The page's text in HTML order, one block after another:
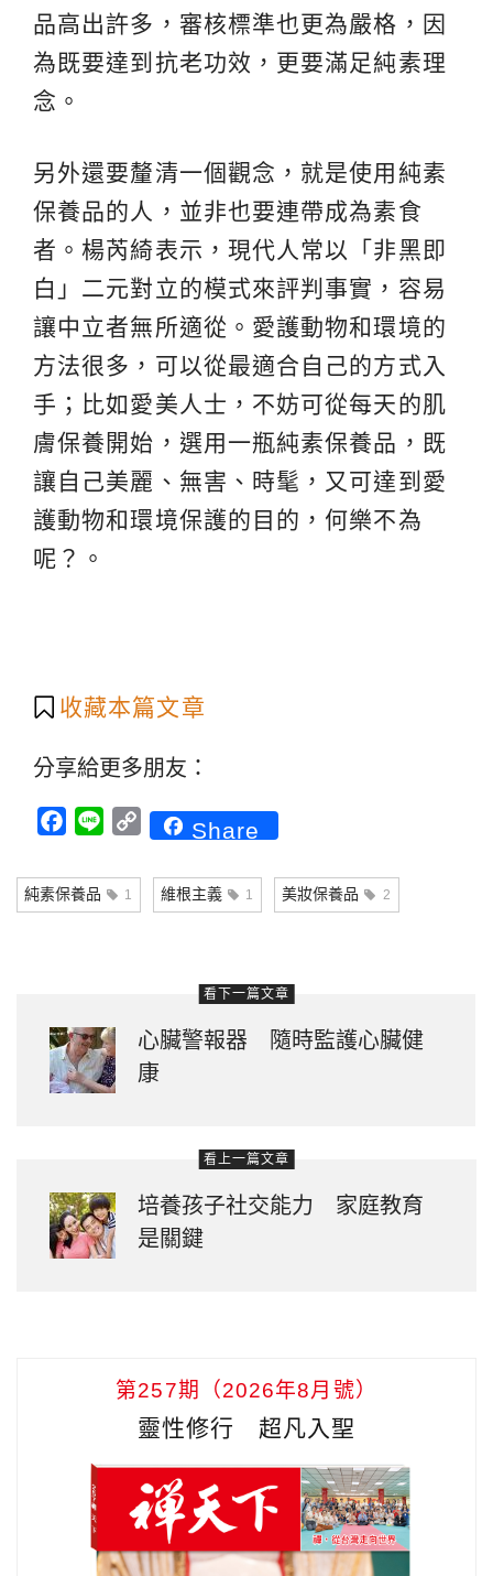
品高出許多，審核標準也更為嚴格，因
為既要達到抗老功效，更要滿足純素理
念。
另外還要釐清一個觀念，就是使用純素
保養品的人，並非也要連帶成為素食
者。楊芮綺表示，現代人常以「非黑即
白」二元對立的模式來評判事實，容易
讓中立者無所適從。愛護動物和環境的
方法很多，可以從最適合自己的方式入
手；比如愛美人士，不妨可從每天的肌
膚保養開始，選用一瓶純素保養品，既
讓自己美麗、無害、時髦，又可達到愛
護動物和環境保護的目的，何樂不為
呢？。
收藏本篇文章
分享給更多朋友：
Facebook
Line CopyShare
純素保養品 1 維根主義 1 美妝保養品 2
看下一篇文章
心臟警報器 隨時監護心臟健
康
看上一篇文章
培養孩子社交能力 家庭教育
是關鍵
第257期（2026年8月號）
靈性修行 超凡入聖